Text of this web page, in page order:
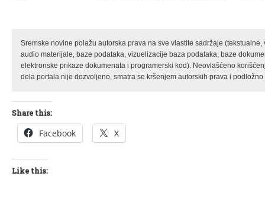
Sremske novine polažu autorska prava na sve vlastite sadržaje (tekstualne,
audio materijale, baze podataka, vizuelizacije baza podataka, baze
elektronske prikaze dokumenata i programerski kod). Neovlašćeno
dela portala nije dozvoljeno, smatra se kršenjem autorskih prava i podložno
Share this:
Facebook X
Like this: